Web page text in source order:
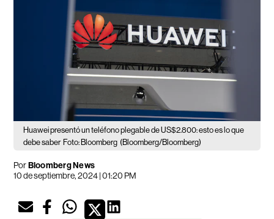
Huawei presentó un teléfono plegable de US$2.800: esto es lo que
debe saber Foto: Bloomberg (Bloomberg/Bloomberg)
PorBloomberg News
10 de septiembre, 2024 | 01:20 PM